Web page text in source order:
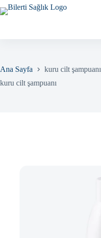
Skip
to
Ana Sayfa
kuru cilt şampuanı
kuru cilt şampuanı